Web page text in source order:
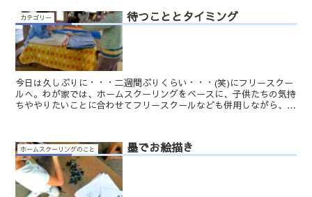
カテゴリー 待つこととタイミング
今日は久しぶりに・・・二週間ぶりくらい・・・(笑)にフリースクー
ルへ。わが家では、ホームスクーリングをベースに、子供たちの気持
ちややりたいことに合わせてフリースクールなども併用しながら、ア
ホームスクーリングのこと 墨でお絵描き